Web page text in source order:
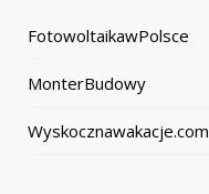
FotowoltaikawPolsce
MonterBudowy
Wyskocznawakacje.com